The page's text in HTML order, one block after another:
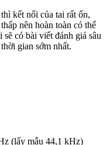
kết nối của tai rất ổn,
nên hoàn toàn có thể
có bài viết đánh giá sâu
gian sớm nhất.
(lấy mẫu 44,1 kHz)